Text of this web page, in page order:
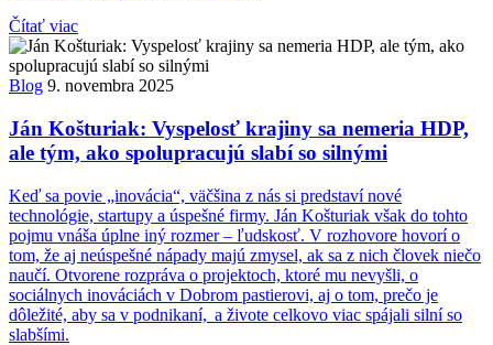
Čítať viac
Blog 9. novembra 2025
Ján Košturiak: Vyspelosť krajiny sa nemeria HDP,
ale tým, ako spolupracujú slabí so silnými
Keď sa povie „inovácia“, väčšina z nás si predstaví nové
technológie, startupy a úspešné firmy. Ján Košturiak však do tohto
pojmu vnáša úplne iný rozmer – ľudskosť. V rozhovore hovorí o
tom, že aj neúspešné nápady majú zmysel, ak sa z nich človek niečo
naučí. Otvorene rozpráva o projektoch, ktoré mu nevyšli, o
sociálnych inováciách v Dobrom pastierovi, aj o tom, prečo je
dôležité, aby sa v podnikaní, a živote celkovo viac spájali silní so
slabšími.